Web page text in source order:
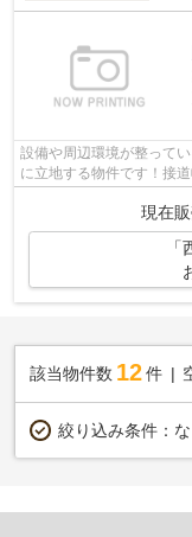
設備や周辺環境が整って
に立地する物件です！接
現在
該当物件数 12件
絞り込み条件：